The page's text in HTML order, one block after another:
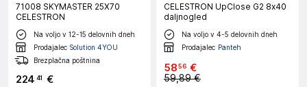
71008 SKYMASTER 25X70
CELESTRON
Na voljo v 12-15 delovnih dneh
Prodajalec Solution 4YOU
Brezplačna poštnina
224 41 €
CELESTRON UpClose G2 8x40
daljnogled
Na voljo v 4-5 delovnih dneh
Prodajalec Panteh
5856 €
59,89 €